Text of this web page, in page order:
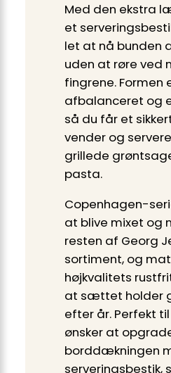
Med den ekstra
et
let at nå bunden
uden at røre ved
fingrene. Formen
afbalanceret og
så du får et
vender og
grillede
pasta.
Copenhagen-
at blive mixet og
resten af Georg
sortiment, og
højkvalitets
at sættet holder
efter år. Perfekt
ønsker at
borddækningen
serveringsbestik,